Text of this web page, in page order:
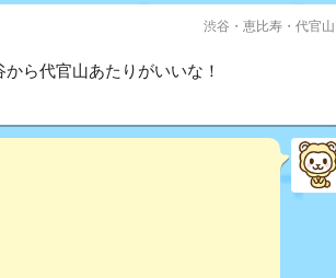
渋谷・恵比寿・代官山
ら代官山あたりがいいな！